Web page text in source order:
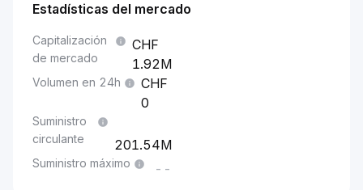
Estadísticas del mercado
Capitalización
de mercado
1.92M
Volumen en 24h
0
Suministro
circulante
201.54M
Suministro máximo --